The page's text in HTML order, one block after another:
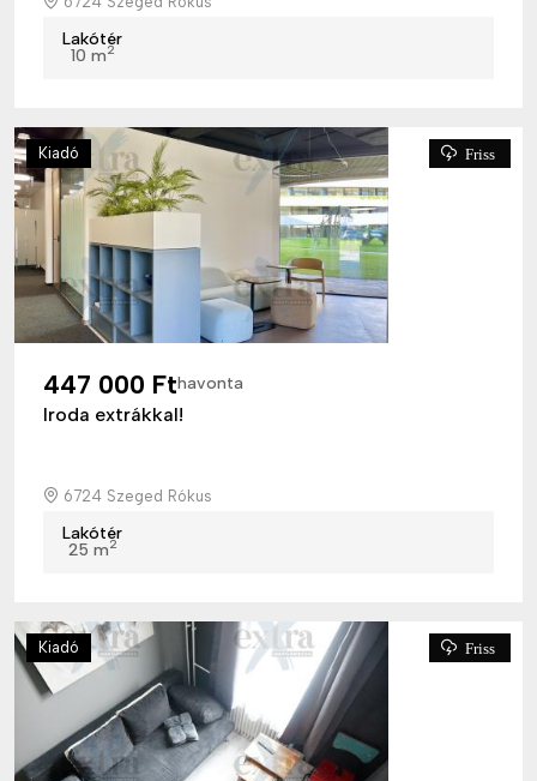
Lakótér
10 m2
Kiadó Friss
447 000 Fthavonta
Iroda extrákkal!
6724 Szeged Rókus
Lakótér
25 m2
Kiadó Friss